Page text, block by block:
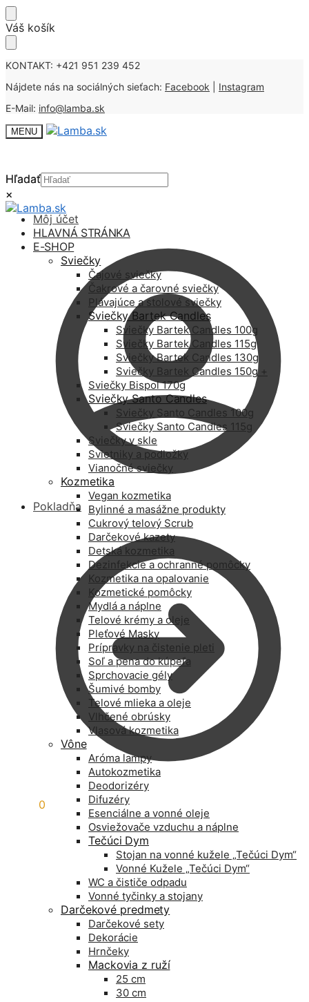
Skip
to
Skip
to
Váš košík
KONTAKT: +421 951 239 452
Nájdete nás na sociálných sieťach: Facebook
Instagram
E-Mail: info@lamba.sk
MENU
Hľadať
×
Môj účet
Pokladňa
0
Hľadať
×
HLAVNÁ STRÁNKA
E-SHOP
Sviečky
Čajové sviečky
Čakrové a čarovné sviečky
Plávajúce a stolové sviečky
Sviečky Bartek Candles
Sviečky Bartek Candles 100g
Sviečky Bartek Candles 115g
Sviečky Bartek Candles 130g
Sviečky Bartek Candles 150g +
Sviečky Bispol 170g
Sviečky Santo Candles
Sviečky Santo Candles 100g
Sviečky Santo Candles 115g
Sviečky v skle
Svietniky a podložky
Vianočné sviečky
Kozmetika
Vegan kozmetika
Bylinné a masážne produkty
Cukrový telový Scrub
Darčekové kazety
Detská kozmetika
Dezinfekcie a ochranné pomôcky
Kozmetika na opalovanie
Kozmetické pomôcky
Mydlá a náplne
Telové krémy a oleje
Pleťové Masky
Prípravky na čistenie pleti
Soľ a pena do kúpeľa
Sprchovacie gély
Šumivé bomby
Telové mlieka a oleje
Vlhčené obrúsky
Vlasová kozmetika
Vône
Aróma lampy
Autokozmetika
Deodorizéry
Difuzéry
Esenciálne a vonné oleje
Osviežovače vzduchu a náplne
Tečúci Dym
Stojan na vonné kužele „Tečúci Dym“
Vonné Kužele „Tečúci Dym“
WC a čističe odpadu
Vonné tyčinky a stojany
Darčekové predmety
Darčekové sety
Dekorácie
Hrnčeky
Mackovia z ruží
25 cm
30 cm